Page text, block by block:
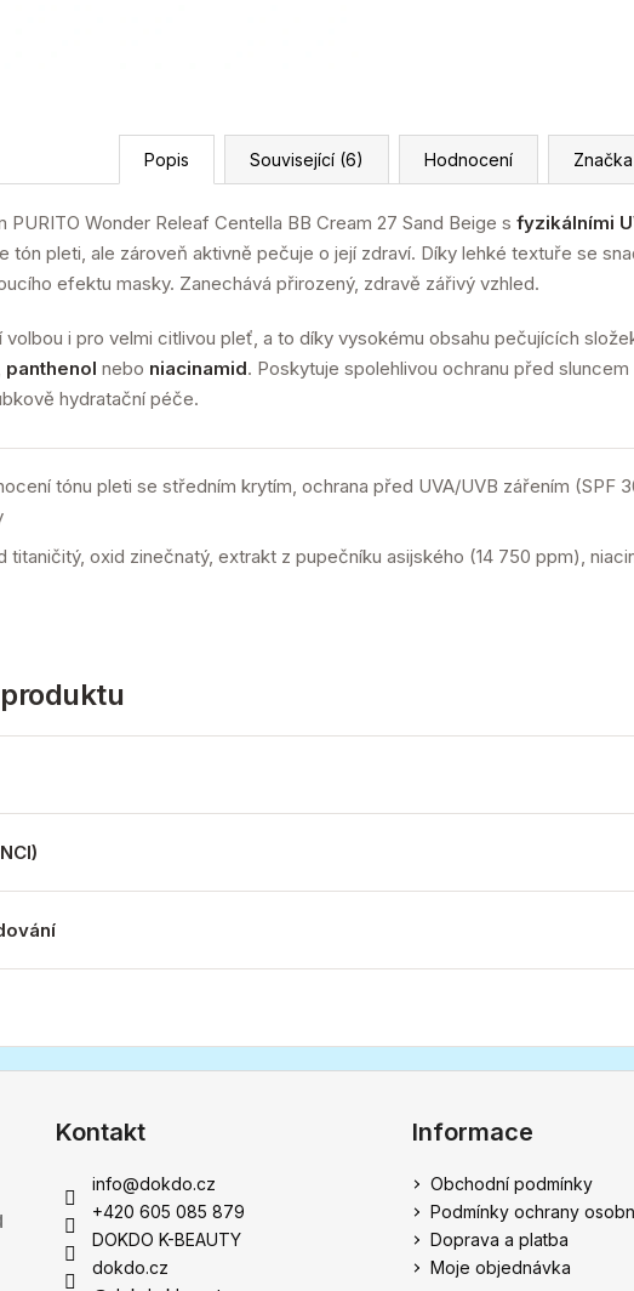
Popis Související (6) Hodnocení Značka
PURITO Wonder Releaf Centella BB Cream 27 Sand Beige s fyzikálními
tón pleti, ale zároveň aktivně pečuje o její zdraví. Díky lehké textuře se
efektu masky. Zanechává přirozený, zdravě zářivý vzhled.
volbou i pro velmi citlivou pleť, a to díky vysokému obsahu pečujících
panthenol nebo niacinamid. Poskytuje spolehlivou ochranu před sluncem
hydratační péče.
tónu pleti se středním krytím, ochrana před UVA/UVB zářením (SPF
titaničitý, oxid zinečnatý, extrakt z pupečníku asijského (14 750 ppm),
5 hvězdiček.
Kontakt
info@dokdo.cz
+420 605 085 879
DOKDO K-BEAUTY
dokdo.cz
Informace
Obchodní podmínky
Podmínky ochrany
Doprava a platba
Moje objednávka